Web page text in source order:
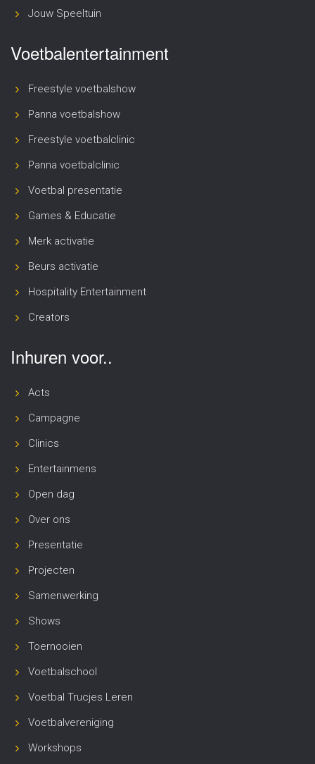
Jouw Speeltuin
Voetbalentertainment
Freestyle voetbalshow
Panna voetbalshow
Freestyle voetbalclinic
Panna voetbalclinic
Voetbal presentatie
Games & Educatie
Merk activatie
Beurs activatie
Hospitality Entertainment
Creators
Inhuren voor..
Acts
Campagne
Clinics
Entertainmens
Open dag
Over ons
Presentatie
Projecten
Samenwerking
Shows
Toernooien
Voetbalschool
Voetbal Trucjes Leren
Voetbalvereniging
Workshops